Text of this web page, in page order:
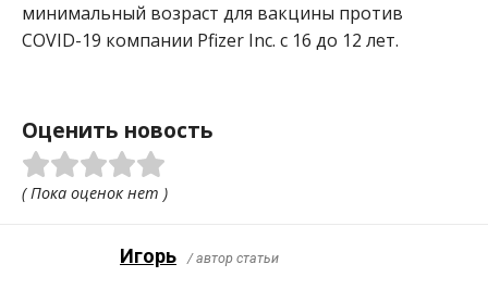
минимальный возраст для вакцины против
COVID-19 компании Pfizer Inc. с 16 до 12 лет.
Оценить новость
( Пока оценок нет )
Игорь / автор статьи